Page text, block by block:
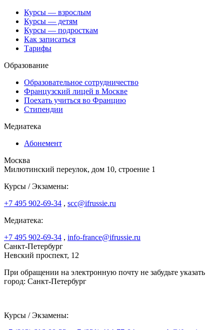
Курсы — взрослым
Курсы — детям
Курсы — подросткам
Как записаться
Тарифы
Образование
Образовательное сотрудничество
Французский лицей в Москве
Поехать учиться во Францию
Стипендии
Медиатека
Абонемент
Москва
Милютинский переулок, дом 10, строение 1
Курсы / Экзамены:
+7 495 902-69-34 , scc@ifrussie.ru
Медиатека:
+7 495 902-69-34 , info-france@ifrussie.ru
Санкт-Петербург
Невский проспект, 12
При обращении на электронную почту не забудьте указать
город: Санкт-Петербург
Курсы / Экзамены: